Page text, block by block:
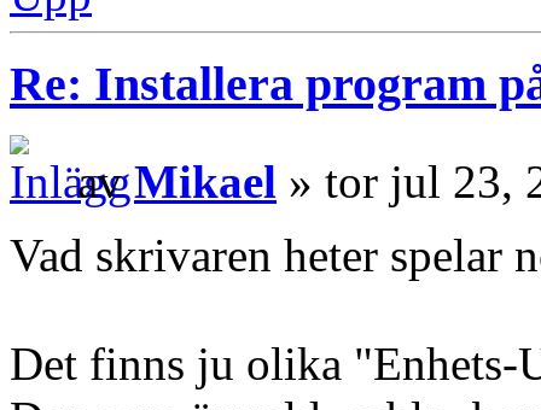
Re: Installera program
avMikael » tor jul 23,
Vad skrivaren heter spelar
Det finns ju olika "Enhets-